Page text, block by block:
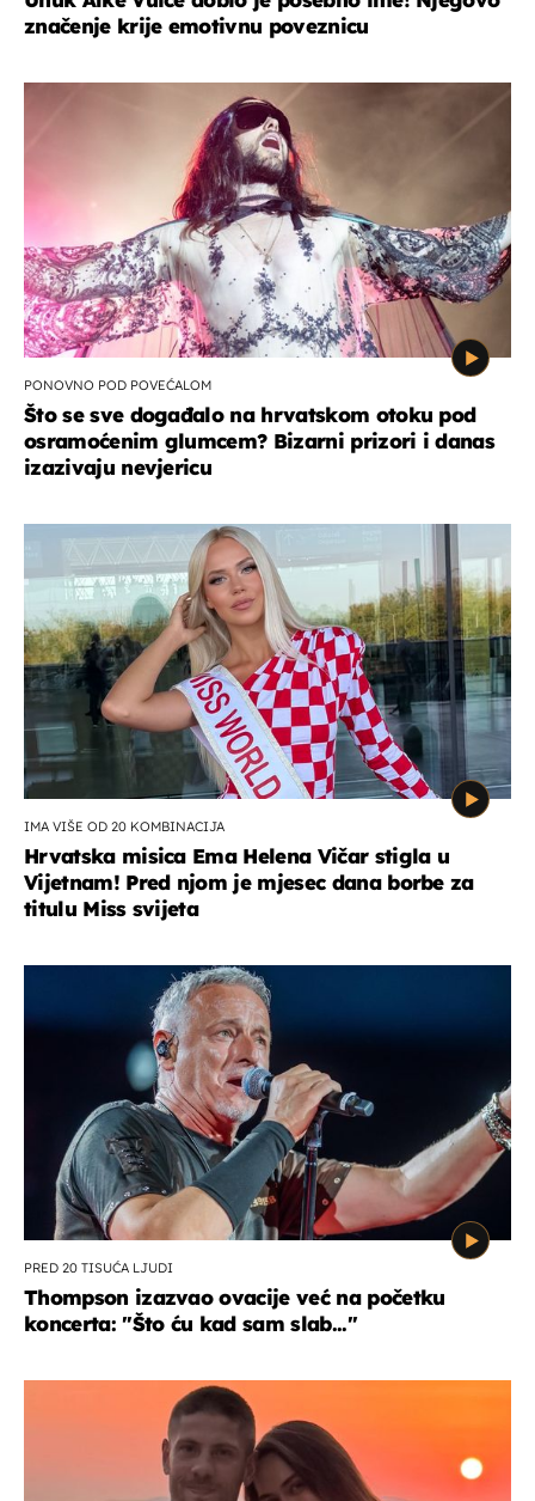
značenje krije emotivnu poveznicu
PONOVNO POD POVEĆALOM
Što se sve događalo na hrvatskom otoku pod
osramoćenim glumcem? Bizarni prizori i danas
izazivaju nevjericu
IMA VIŠE OD 20 KOMBINACIJA
Hrvatska misica Ema Helena Vičar stigla u
Vijetnam! Pred njom je mjesec dana borbe za
titulu Miss svijeta
PRED 20 TISUĆA LJUDI
Thompson izazvao ovacije već na početku
koncerta: "Što ću kad sam slab..."